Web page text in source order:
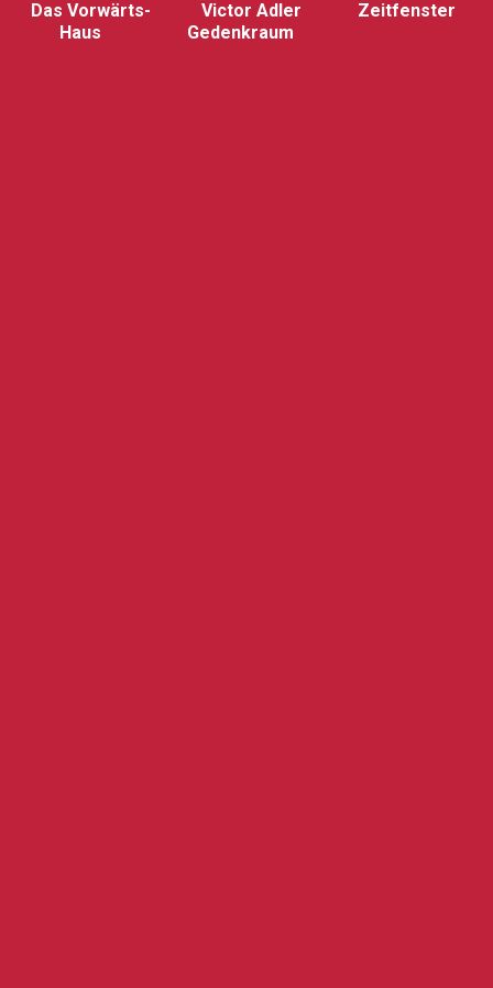
Das Vorwärts-
Haus
Victor Adler
Gedenkraum
Zeitfenster